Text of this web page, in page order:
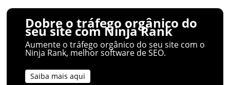
Dobre o tráfego orgânico do
seu site com Ninja Rank
Aumente o tráfego orgânico do seu site com o
Ninja Rank, melhor software de SEO.
Saiba mais aqui